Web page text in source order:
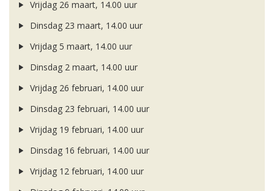
Vrijdag 26 maart, 14.00 uur
Dinsdag 23 maart, 14.00 uur
Vrijdag 5 maart, 14.00 uur
Dinsdag 2 maart, 14.00 uur
Vrijdag 26 februari, 14.00 uur
Dinsdag 23 februari, 14.00 uur
Vrijdag 19 februari, 14.00 uur
Dinsdag 16 februari, 14.00 uur
Vrijdag 12 februari, 14.00 uur